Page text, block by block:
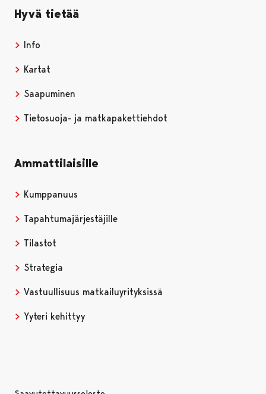
Hyvä tietää
Info
Kartat
Saapuminen
Tietosuoja- ja matkapakettiehdot
Ammattilaisille
Kumppanuus
Tapahtumajärjestäjille
Tilastot
Strategia
Vastuullisuus matkailuyrityksissä
Yyteri kehittyy